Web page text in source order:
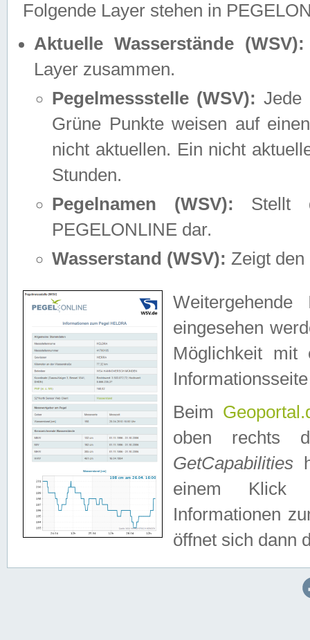
Folgende Layer stehen in
Aktuelle Wasserstände (WSV):
Layer zusammen.
Pegelmessstelle (WSV): Jede
Grüne Punkte weisen auf
nicht aktuellen. Ein nicht
Stunden.
Pegelnamen (WSV): Stellt
PEGELONLINE dar.
Wasserstand (WSV): Zeigt den
eingesehen
Möglichkeit mit
Beim
oben rechts
GetCapabilities
einem Klick
Informationen
öffnet sich dann